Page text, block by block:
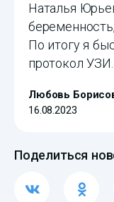
Наталья
По итогу я
протокол УЗИ.
Любовь
16.08.2023
Поделиться